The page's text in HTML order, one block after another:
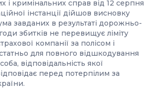
і кримінальних справ від 12 серпня
інстанції дійшов висновку
завданих в результаті дорожньо-
збитків не перевищує ліміту
компанії за полісом і
для повного відшкодування
відповідальність якої
перед потерпілим за